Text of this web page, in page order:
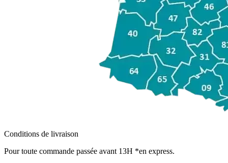
Conditions de livraison
Pour toute commande passée avant 13H *en express.